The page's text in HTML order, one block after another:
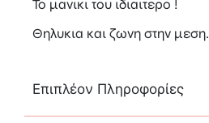
Το μανικι του ιδιαιτερο !
Θηλυκια και ζωνη στην μεση.
Επιπλέον Πληροφορίες